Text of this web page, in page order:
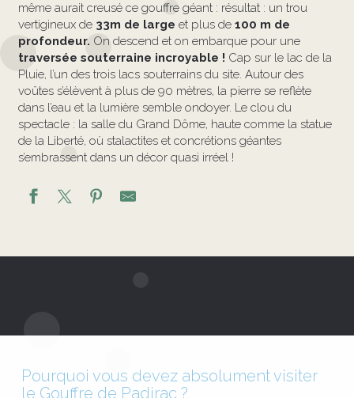
même aurait creusé ce gouffre géant : résultat : un trou
vertigineux de 33m de large et plus de 100 m de
profondeur.On descend et on embarque pour une
traversée souterraine incroyable ! Cap sur le lac de la
Pluie, l’un des trois lacs souterrains du site. Autour des
voûtes s’élèvent à plus de 90 mètres, la pierre se reflète
dans l’eau et la lumière semble ondoyer. Le clou du
spectacle : la salle du Grand Dôme, haute comme la statue
de la Liberté, où stalactites et concrétions géantes
s’embrassent dans un décor quasi irréel !
Pourquoi vous devez absolument visiter
le Gouffre de Padirac ?